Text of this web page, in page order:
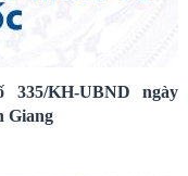
KH-UBND ngày
Giang